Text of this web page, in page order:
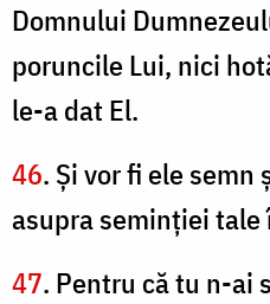
Domnului
poruncile Lui, nici
le-a dat El.
46. Şi vor fi ele semn
asupra seminţiei tale
47. Pentru că tu n-ai